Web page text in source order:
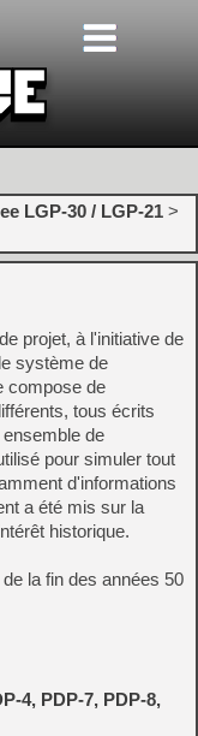
LGP-30 / LGP-21 >
projet, à l'initiative de
système de
compose de
tous écrits
de
pour simuler tout
d'informations
a été mis sur la
historique.
la fin des années 50
4, PDP-7, PDP-8,